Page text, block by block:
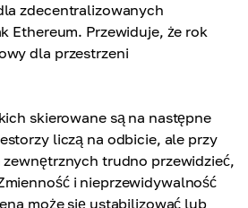
zdecentralizowanych
Ethereum. Przewiduje, że rok
dla przestrzeni
skierowane są na następne
liczą na odbicie, ale przy
trudno przewidzieć,
i nieprzewidywalność
może się ustabilizować lub